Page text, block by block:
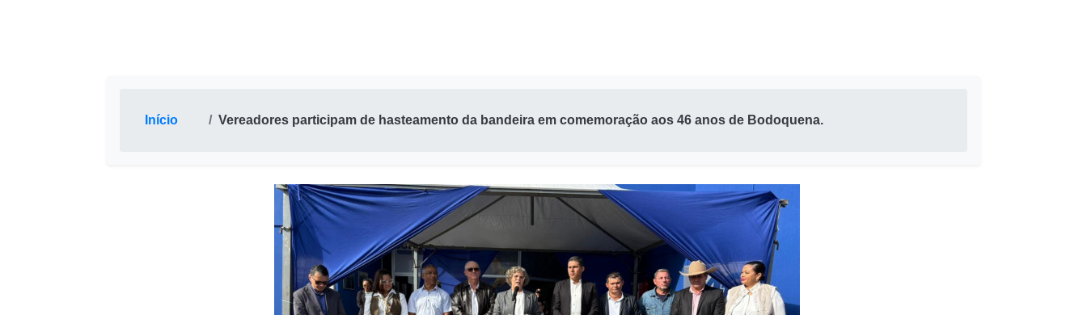
Início Vereadores participam de hasteamento da bandeira em comemoração aos 46 anos de Bodoquena.